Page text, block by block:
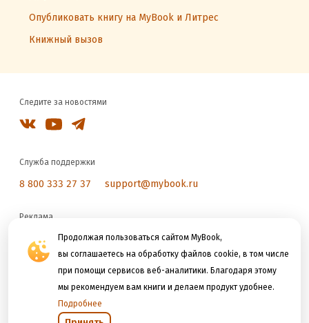
Продолжая пользоваться сайтом MyBook,
вы соглашаетесь на обработку файлов cookie, в том числе
при помощи сервисов веб-аналитики. Благодаря этому
мы рекомендуем вам книги и делаем продукт удобнее.
Подробнее
Опубликовать книгу на MyBook и Литрес
Книжный вызов
Следите за новостями
Служба поддержки
8 800 333 27 37 support@mybook.ru
Реклама
reklama@litres.ru
Мы принимаем к оплате